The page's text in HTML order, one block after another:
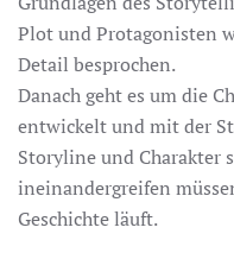
Plot und Protagonisten
Detail besprochen.
Danach geht es um die
entwickelt und mit der
Storyline und Charakter
ineinandergreifen
Geschichte läuft.